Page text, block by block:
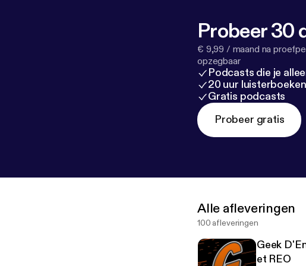
Probeer 30
€ 9,99 / maand na
opzegbaar
Podcasts die je
20 uur
Gratis podcasts
Probeer gratis
Alle afleveringen
100 afleveringen
Geek
et REO